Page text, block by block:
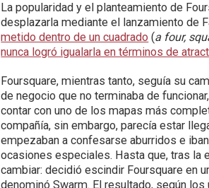
La popularidad y el planteamiento de
desplazarla mediante el lanzamiento de
metido dentro de un cuadrado (a four,
nunca logró igualarla en términos de
Foursquare, mientras tanto, seguía su
de negocio que no terminaba de
contar con uno de los mapas más
compañía, sin embargo, parecía estar
empezaban a confesarse aburridos e
ocasiones especiales. Hasta que, tras la
cambiar: decidió escindir Foursquare en
denominó Swarm. El resultado, según